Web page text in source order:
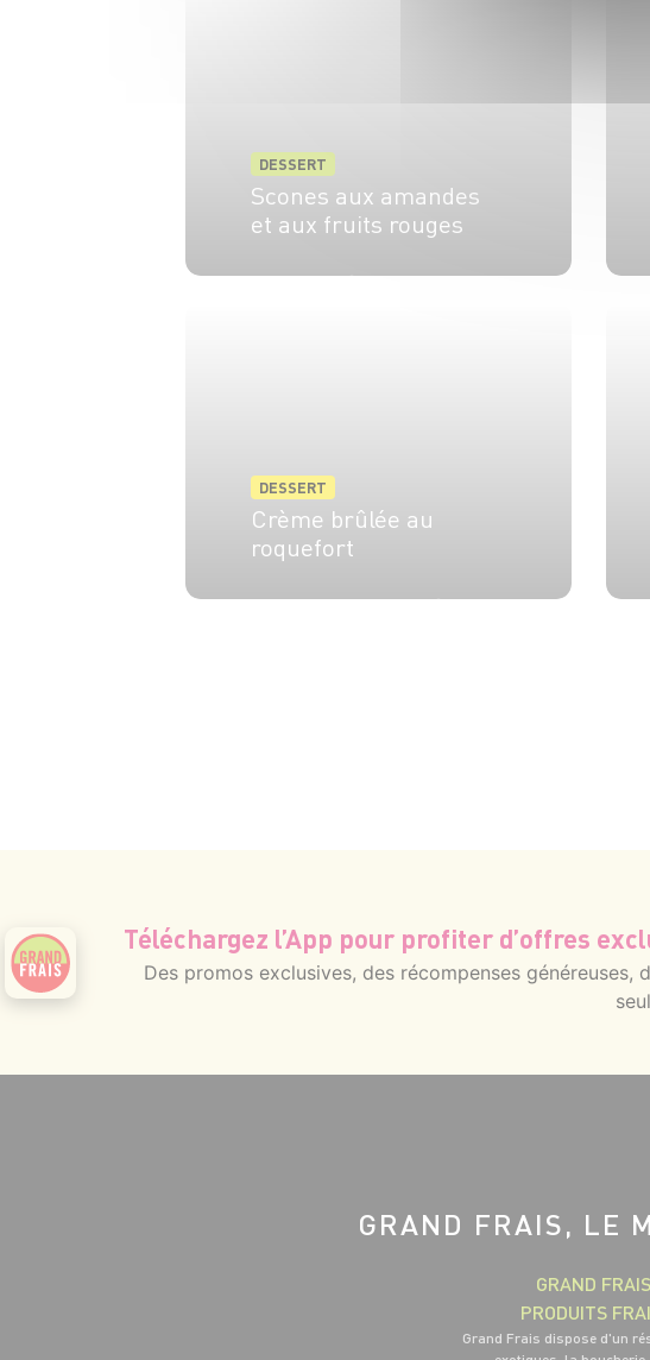
DESSERT
Scones aux amandes
et aux fruits rouges
DESSERT
Crème brûlée au
roquefort
Téléchargez l’App pour profiter d’offres
Des promos exclusives, des récompenses
GRAND FRAIS, LE
GRAND
PRODUITS
Grand Frais dispose d'un